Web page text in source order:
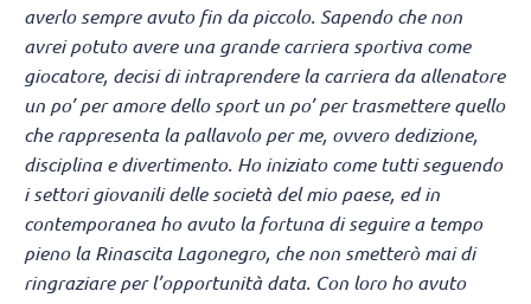
averlo sempre avuto fin da piccolo. Sapendo che non
avrei potuto avere una grande carriera sportiva come
giocatore, decisi di intraprendere la carriera da allenatore
un po’ per amore dello sport un po’ per trasmettere quello
che rappresenta la pallavolo per me, ovvero dedizione,
disciplina e divertimento. Ho iniziato come tutti seguendo
i settori giovanili delle società del mio paese, ed in
contemporanea ho avuto la fortuna di seguire a tempo
pieno la Rinascita Lagonegro, che non smetterò mai di
ringraziare per l’opportunità data. Con loro ho avuto